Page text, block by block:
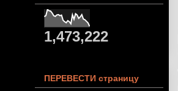
1,473,222
ПЕРЕВЕСТИ страницу